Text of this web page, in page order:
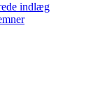
indlæg